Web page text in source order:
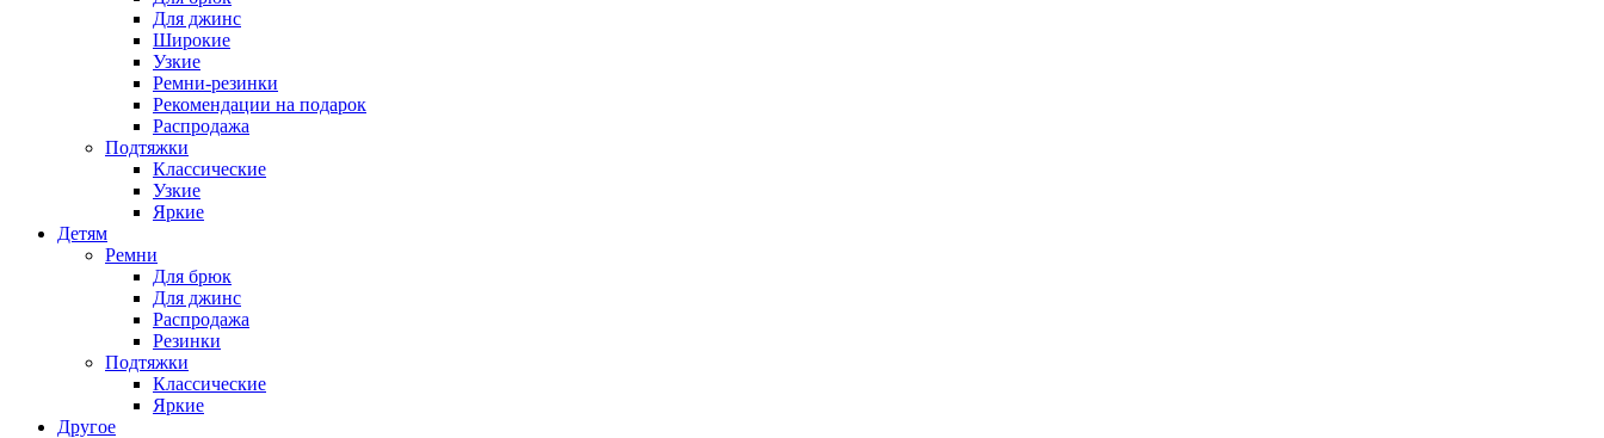
Для джинс
Широкие
Узкие
Ремни-резинки
Рекомендации на подарок
Распродажа
Подтяжки
Классические
Узкие
Яркие
Детям
Ремни
Для брюк
Для джинс
Распродажа
Резинки
Подтяжки
Классические
Яркие
Другое